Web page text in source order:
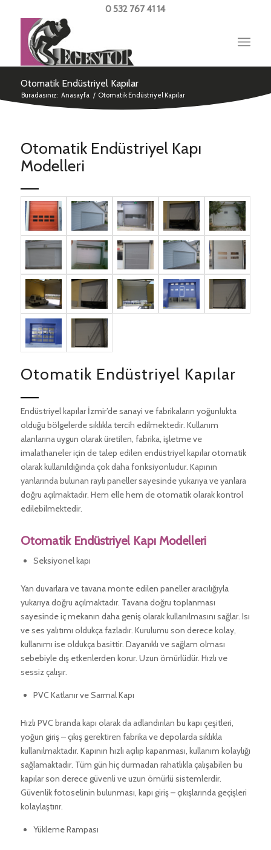
0 532 767 41 14
Otomatik Endüstriyel Kapılar
Buradasınız: Anasayfa / Otomatik Endüstriyel Kapılar
Otomatik Endüstriyel Kapı
Modelleri
Otomatik Endüstriyel Kapılar
Endüstriyel kapılar İzmir’de sanayi ve fabrikaların yoğunlukta
olduğu bölgelerde sıklıkla tercih edilmektedir. Kullanım
alanlarına uygun olarak üretilen, fabrika, işletme ve
imalathaneler için de talep edilen endüstriyel kapılar otomatik
olarak kullanıldığında çok daha fonksiyonludur. Kapının
yanlarında bulunan raylı paneller sayesinde yukarıya ve yanlara
doğru açılmaktadır. Hem elle hem de otomatik olarak kontrol
edilebilmektedir.
Otomatik Endüstriyel Kapı Modelleri
Seksiyonel kapı
Yan duvarlara ve tavana monte edilen paneller aracılığıyla
yukarıya doğru açılmaktadır. Tavana doğru toplanması
sayesinde iç mekanın daha geniş olarak kullanılmasını sağlar. Isı
ve ses yalıtımı oldukça fazladır. Kurulumu son derece kolay,
kullanımı ise oldukça basittir. Dayanıklı ve sağlam olması
sebebiyle dış etkenlerden korur. Uzun ömürlüdür. Hızlı ve
sessiz çalışır.
PVC Katlanır ve Sarmal Kapı
Hızlı PVC branda kapı olarak da adlandırılan bu kapı çeşitleri,
yoğun giriş – çıkış gerektiren fabrika ve depolarda sıklıkla
kullanılmaktadır. Kapının hızlı açılıp kapanması, kullanım kolaylığı
sağlamaktadır. Tüm gün hiç durmadan rahatlıkla çalışabilen bu
kapılar son derece güvenli ve uzun ömürlü sistemlerdir.
Güvenlik fotoselinin bulunması, kapı giriş – çıkışlarında geçişleri
kolaylaştırır.
Yükleme Rampası